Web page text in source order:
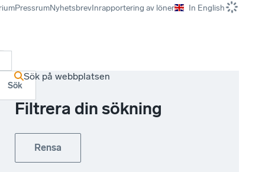
PressrumNyhetsbrevInrapportering av löner In English
Sök på webbplatsen
Filtrera din sökning
Rensa
Sök